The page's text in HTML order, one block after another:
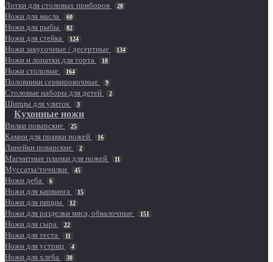
Лотки для столовых приборов 28
Ножи для масла 60
Ножи для рыбы 82
Ножи для стейка 124
Ножи закусочные / десертные 134
Ножи и лопатки для торта 18
Ножи столовые 164
Половники сервировочные 9
Столовые наборы для детей 2
Щипцы для улиток 3
Кухонные ножи
Вилки поварские 25
Камни для правки ножей 16
Линейки поварские 2
Магнитные планки для ножей 11
Муссаты/точилки 45
Ножи деба 6
Ножи для карвинга 15
Ножи для пиццы 12
Ножи для разделки мяса, обвалочные 151
Ножи для сыра 22
Ножи для теста 11
Ножи для устриц 4
Ножи для хлеба 38